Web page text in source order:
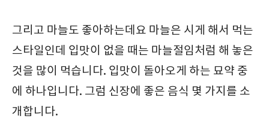
그리고 마늘도 좋아하는데요 마늘은 시게 해서 먹는
스타일인데 입맛이 없을 때는 마늘절임처럼 해 놓은
것을 많이 먹습니다. 입맛이 돌아오게 하는 묘약 중
에 하나입니다. 그럼 신장에 좋은 음식 몇 가지를 소
개합니다.